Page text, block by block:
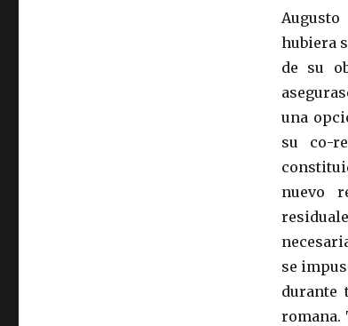
hubiera
de su
una
su co-
nuevo
se
durante
romana.